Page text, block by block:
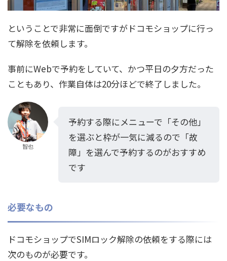
ということで非常に面倒ですがドコモショップに行っ
て解除を依頼します。
事前にWebで予約をしていて、かつ平日の夕方だった
こともあり、作業自体は20分ほどで終了しました。
智也
予約する際にメニューで「その他」
を選ぶと枠が一気に減るので「故
障」を選んで予約するのがおすすめ
です
必要なもの
ドコモショップでSIMロック解除の依頼をする際には
次のものが必要です。